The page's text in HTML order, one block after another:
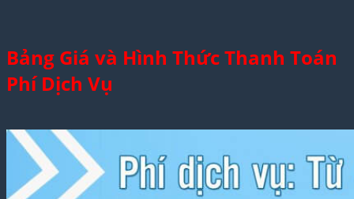
Bảng Giá và Hình Thức Thanh Toán
Phí Dịch Vụ